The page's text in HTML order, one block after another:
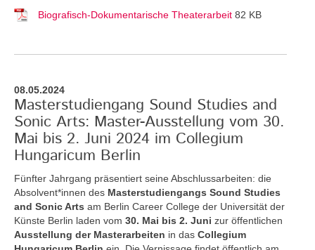
Biografisch-Dokumentarische Theaterarbeit 82 KB
08.05.2024
Masterstudiengang Sound Studies and
Sonic Arts: Master-Ausstellung vom 30.
Mai bis 2. Juni 2024 im Collegium
Hungaricum Berlin
Fünfter Jahrgang präsentiert seine Abschlussarbeiten: die
Absolvent*innen des Masterstudiengangs Sound Studies
and Sonic Arts am Berlin Career College der Universität der
Künste Berlin laden vom 30. Mai bis 2. Juni zur öffentlichen
Ausstellung der Masterarbeiten in das Collegium